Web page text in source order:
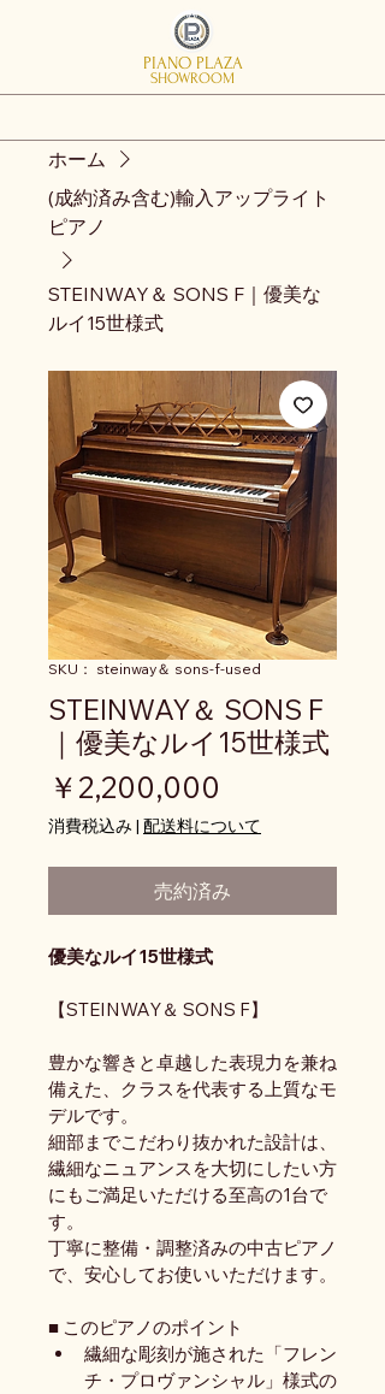
SHOWROOM
PIANO PLAZA
ホーム
(成約済み含む)輸入アップライト
ピアノ
STEINWAY＆ SONS F｜優美な
ルイ15世様式
SKU： steinway＆ sons-f-used
STEINWAY＆ SONS F
｜優美なルイ15世様式
￥2,200,000
消費税込み| 配送料について
売約済み
優美なルイ15世様式
【STEINWAY＆ SONS F】
豊かな響きと卓越した表現力を兼ね
備えた、クラスを代表する上質なモ
デルです。
細部までこだわり抜かれた設計は、
繊細なニュアンスを大切にしたい方
にもご満足いただける至高の1台で
す。
丁寧に整備・調整済みの中古ピアノ
で、安心してお使いいただけます。
■ このピアノのポイント
繊細な彫刻が施された「フレン
チ・プロヴァンシャル」様式の